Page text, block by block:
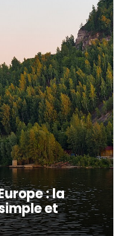
: la
et